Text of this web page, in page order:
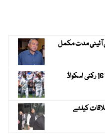
آئینی مدت مکمل
پاکستان کیخلاف ٹیسٹ سیریز ، انگلینڈ کا 16 رکنی اسکواڈ
کیلئے